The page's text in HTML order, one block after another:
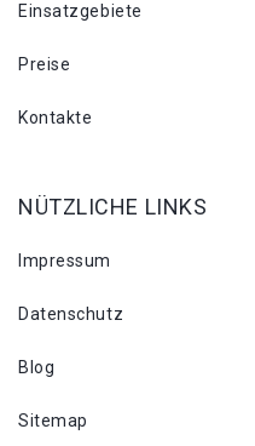
Einsatzgebiete
Preise
Kontakte
NÜTZLICHE LINKS
Impressum
Datenschutz
Blog
Sitemap